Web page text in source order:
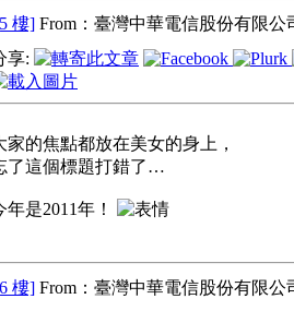
樓] From：臺灣中華電信股份有限公
享:
家的焦點都放在美女的身上，
了這個標題打錯了…
年是2011年！
樓] From：臺灣中華電信股份有限公